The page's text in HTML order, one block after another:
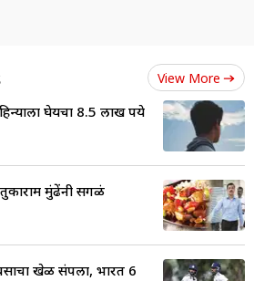
View More
घेयचा 8.5 लाख रुपये
मुंढेंनी सगळं
खेळ संपला, भारत 6